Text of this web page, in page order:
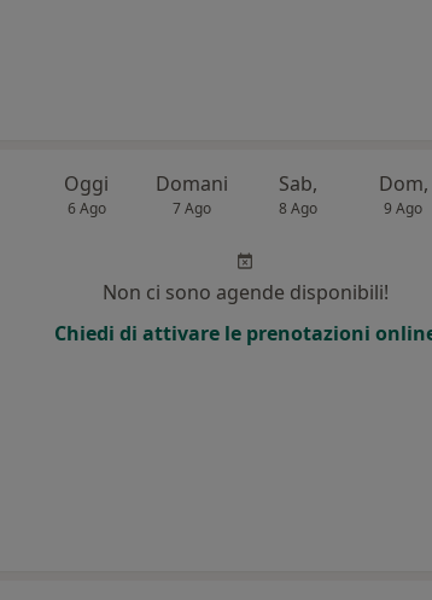
Oggi
6 Ago
Domani
7 Ago
Sab,
8 Ago
Dom,
9 Ago
Non ci sono agende disponibili!
Chiedi di attivare le prenotazioni